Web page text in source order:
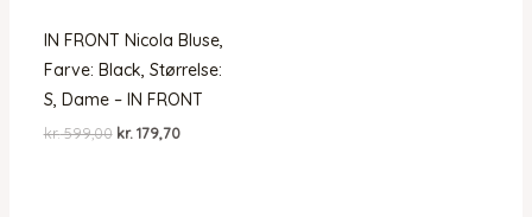
IN FRONT Nicola Bluse,
Farve: Black, Størrelse:
S, Dame – IN FRONT
kr.599,00 Den
kr.179,70Den